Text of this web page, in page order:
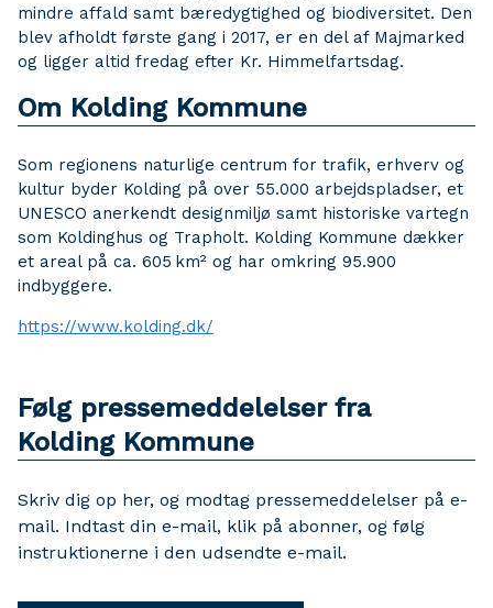
mindre affald samt bæredygtighed og biodiversitet. Den
blev afholdt første gang i 2017, er en del af Majmarked
og ligger altid fredag efter Kr. Himmelfartsdag.
Om Kolding Kommune
Som regionens naturlige centrum for trafik, erhverv og
kultur byder Kolding på over 55.000 arbejdspladser, et
UNESCO anerkendt designmiljø samt historiske vartegn
som Koldinghus og Trapholt. Kolding Kommune dækker
et areal på ca. 605 km² og har omkring 95.900
indbyggere.
https://www.kolding.dk/
Følg pressemeddelelser fra
Kolding Kommune
Skriv dig op her, og modtag pressemeddelelser på e-
mail. Indtast din e-mail, klik på abonner, og følg
instruktionerne i den udsendte e-mail.